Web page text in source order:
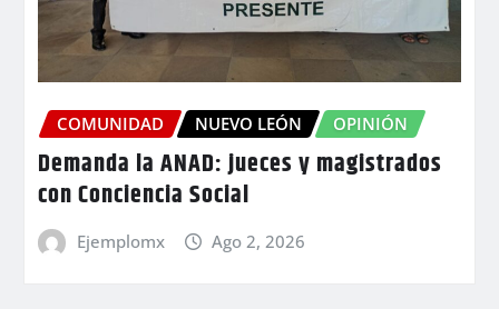
COMUNIDAD NUEVO LEÓN OPINIÓN
Demanda la ANAD: jueces y magistrados
con Conciencia Social
Ejemplomx Ago 2, 2026